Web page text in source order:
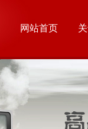
网站首页